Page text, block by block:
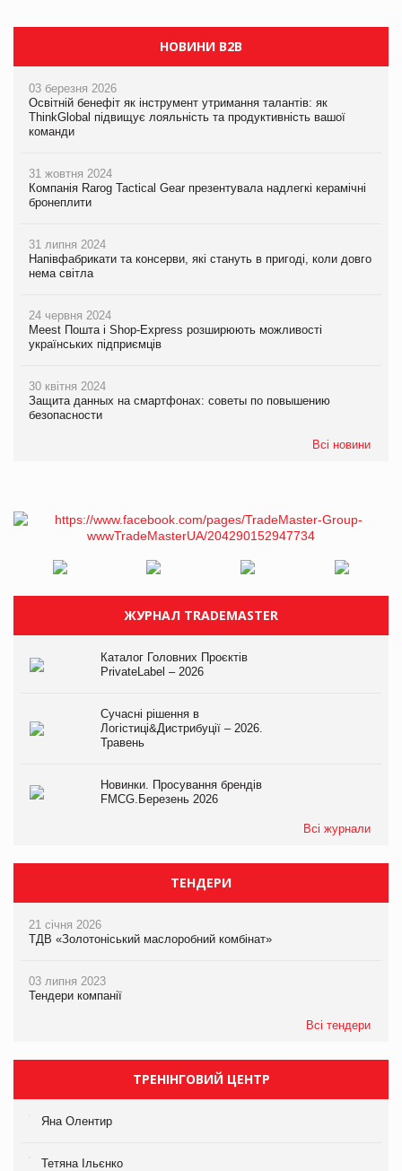
НОВИНИ B2B
03 березня 2026
Освітній бенефіт як інструмент утримання талантів: як
ThinkGlobal підвищує лояльність та продуктивність вашої
команди
31 жовтня 2024
Компанія Rarog Tactical Gear презентувала надлегкі керамічні
бронеплити
31 липня 2024
Напівфабрикати та консерви, які стануть в пригоді, коли довго
нема світла
24 червня 2024
Meest Пошта і Shop-Express розширюють можливості
українських підприємців
30 квітня 2024
Защита данных на смартфонах: советы по повышению
безопасности
Всі новини
ЖУРНАЛ TRADEMASTER
Каталог Головних Проєктів
PrivateLabel – 2026
Сучасні рішення в
Логістиці&Дистрибуції – 2026.
Травень
Новинки. Просування брендів
FMCG.Березень 2026
Всі журнали
ТЕНДЕРИ
21 січня 2026
ТДВ «Золотоніський маслоробний комбінат»
03 липня 2023
Тендери компанії
Всі тендери
ТРЕНІНГОВИЙ ЦЕНТР
Яна Олентир
Тетяна Ільєнко